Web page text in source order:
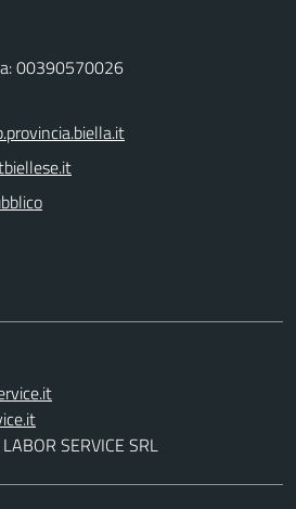
00390570026
SERVICE SRL